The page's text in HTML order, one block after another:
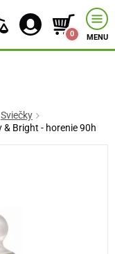
0 MENU
Sviečky
& Bright - horenie 90h